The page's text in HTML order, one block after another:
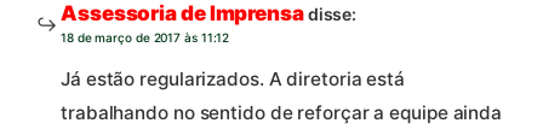
Assessoria de Imprensadisse:
18 de março de 2017 às 11:12
Já estão regularizados. A diretoria está
trabalhando no sentido de reforçar a equipe ainda